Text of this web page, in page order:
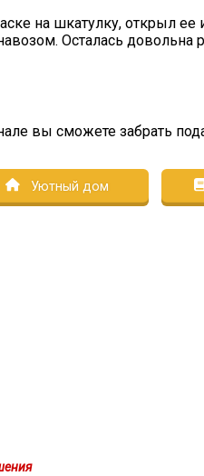
на шкатулку, открыл ее
Осталась довольна
вы сможете забрать
Уютный дом